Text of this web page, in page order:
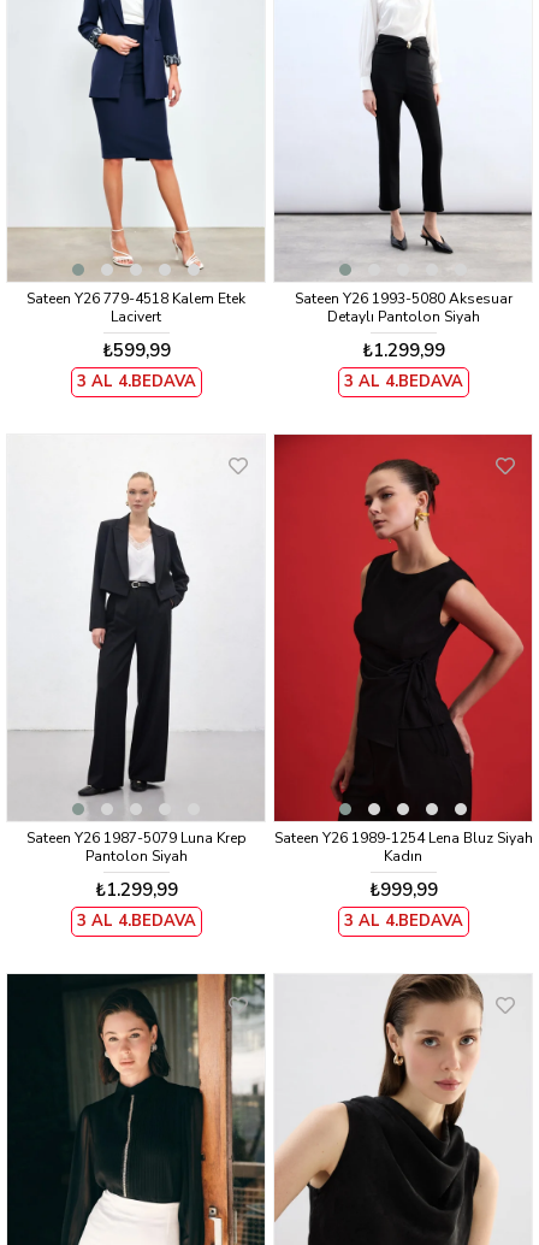
Sateen Y26 779-4518 Kalem Etek
Lacivert
₺599,99
3 AL 4.BEDAVA
Sateen Y26 1993-5080 Aksesuar
Detaylı Pantolon Siyah
₺1.299,99
3 AL 4.BEDAVA
Sateen Y26 1987-5079 Luna Krep
Pantolon Siyah
₺1.299,99
3 AL 4.BEDAVA
Sateen Y26 1989-1254 Lena Bluz Siyah
Kadın
₺999,99
3 AL 4.BEDAVA